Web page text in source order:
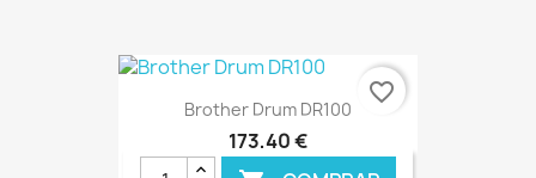
€ ONLINE
Brother Drum DR100
173,40 €
favorite_border